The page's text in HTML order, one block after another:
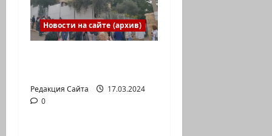
Новости на сайте (архив)
Редакция Сайта
17.03.2024
0Новости на сайте (архив)